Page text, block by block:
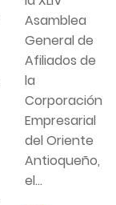
Asamblea
General de
Afiliados de
la
Corporación
Empresarial
del Oriente
Antioqueño,
el...